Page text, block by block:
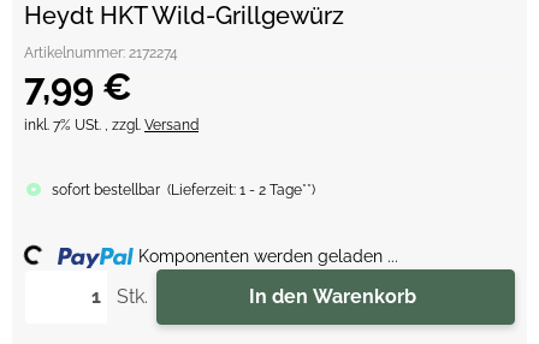
Heydt HKT Wild-Grillgewürz
Artikelnummer: 2172274
7,99 €
inkl. 7% USt. , zzgl. Versand
sofort bestellbar (Lieferzeit: 1 - 2 Tage**)
Stk. In den Warenkorb
Komponenten werden geladen ...